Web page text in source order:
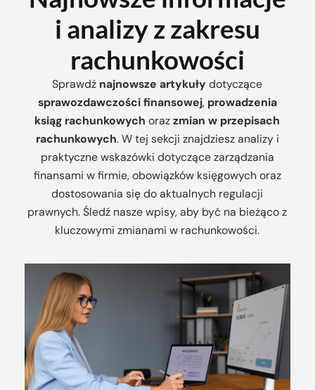
i analizy z zakresu
rachunkowości
Sprawdź najnowsze artykuły dotyczące
sprawozdawczości finansowej, prowadzenia
ksiąg rachunkowych orazzmian w przepisach
rachunkowych. W tej sekcji znajdziesz analizy i
praktyczne wskazówki dotyczące zarządzania
finansami w firmie, obowiązków księgowych oraz
dostosowania się do aktualnych regulacji
prawnych. Śledź nasze wpisy, aby być na bieżąco z
kluczowymi zmianami w rachunkowości.